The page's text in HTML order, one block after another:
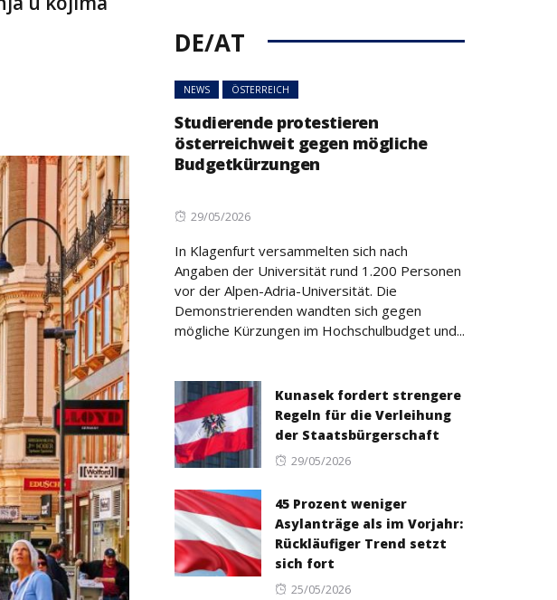
DE/AT
NEWS ÖSTERREICH
Studierende protestieren
österreichweit gegen mögliche
Budgetkürzungen
Posted
29/05/2026
In Klagenfurt versammelten sich nach
Angaben der Universität rund 1.200 Personen
vor der Alpen-Adria-Universität. Die
Demonstrierenden wandten sich gegen
mögliche Kürzungen im Hochschulbudget und...
Kunasek fordert strengere
Regeln für die Verleihung
der Staatsbürgerschaft
Posted
29/05/2026
45 Prozent weniger
Asylanträge als im Vorjahr:
Rückläufiger Trend setzt
sich fort
Posted
25/05/2026